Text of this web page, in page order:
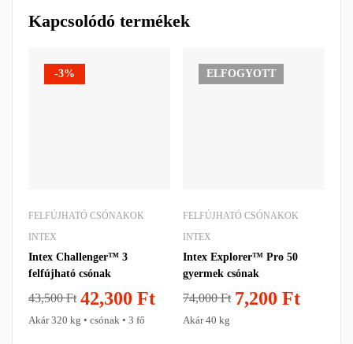
Kapcsolódó termékek
-3%
FELFÚJHATÓ CSÓNAKOK
INTEX
Intex Challenger™ 3
felfújható csónak
43,500Ft 42,300 Ft
Akár 320 kg • csónak • 3 fő
ELFOGYOTT
FELFÚJHATÓ CSÓNAKOK
INTEX
Intex Explorer™ Pro 50
gyermek csónak
74,000Ft 7,200 Ft
Akár 40 kg